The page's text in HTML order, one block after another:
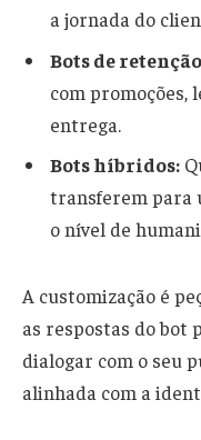
a jornada do
Bots de
com promoções,
entrega.
Bots híbridos:
transferem para
o nível de
A customização é
as respostas do bot
dialogar com o seu
alinhada com a